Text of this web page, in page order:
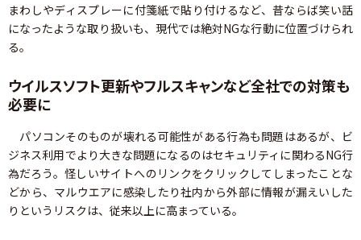
まわしやディスプレーに付箋紙で貼り付けるなど、昔ならば笑い話
になったような取り扱いも、現代では絶対NGな行動に位置づけられ
る。
ウイルスソフト更新やフルスキャンなど全社での対策も
必要に
パソコンそのものが壊れる可能性がある行為も問題はあるが、ビ
ジネス利用でより大きな問題になるのはセキュリティに関わるNG行
為だろう。怪しいサイトへのリンクをクリックしてしまったことな
どから、マルウエアに感染したり社内から外部に情報が漏えいした
りというリスクは、従来以上に高まっている。